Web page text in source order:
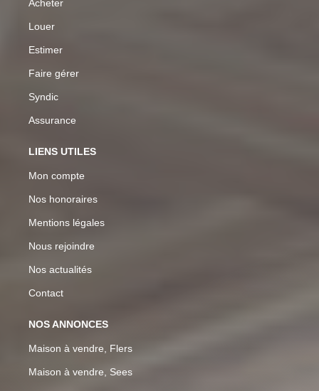
Acheter
Louer
Estimer
Faire gérer
Syndic
Assurance
LIENS UTILES
Mon compte
Nos honoraires
Mentions légales
Nous rejoindre
Nos actualités
Contact
NOS ANNONCES
Maison à vendre, Flers
Maison à vendre, Sees